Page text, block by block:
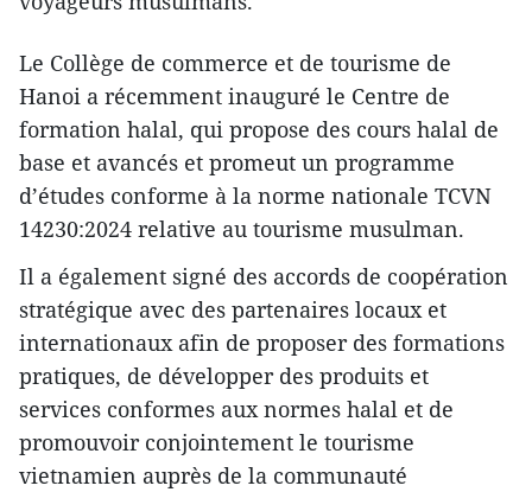
Le Collège de commerce et de tourisme de
Hanoi a récemment inauguré le Centre de
formation halal, qui propose des cours halal de
base et avancés et promeut un programme
d’études conforme à la norme nationale TCVN
14230:2024 relative au tourisme musulman.
Il a également signé des accords de coopération
stratégique avec des partenaires locaux et
internationaux afin de proposer des formations
pratiques, de développer des produits et
services conformes aux normes halal et de
promouvoir conjointement le tourisme
vietnamien auprès de la communauté